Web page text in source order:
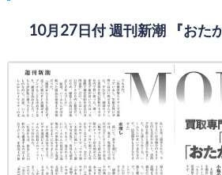
10月27日付 週刊新潮 『おた